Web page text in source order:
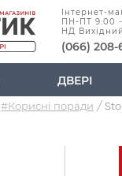
Інтернет-
ПН-ПТ 9:00 -
НД Вихідний
(066) 208-
ДВЕРІ
#Корисні поради